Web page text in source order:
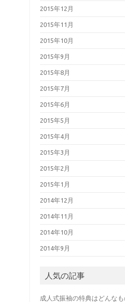
2015年12月
2015年11月
2015年10月
2015年9月
2015年8月
2015年7月
2015年6月
2015年5月
2015年4月
2015年3月
2015年2月
2015年1月
2014年12月
2014年11月
2014年10月
2014年9月
人気の記事
成人式振袖の特典はどんな